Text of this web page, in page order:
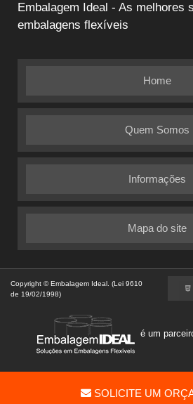
SOLICITE UM
Embalagem Ideal - As melhores
embalagens flexíveis
Home
Quem Somos
Informações
Mapa do site
Copyright © Embalagem Ideal. (Lei 9610
de 19/02/1998)
é um